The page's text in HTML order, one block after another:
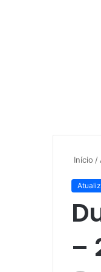
Início /
–